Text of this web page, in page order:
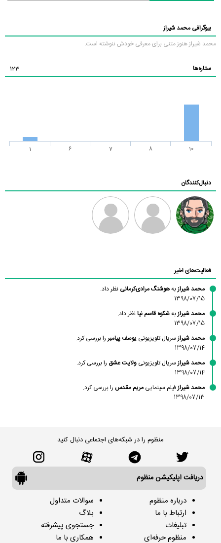
بیوگرافی محمد شیراز
محمد شیراز هنوز متنی برای معرفی خودش ننوشته است.
ستاره‌ها 123
1 6 7 8 10
دنبال‌کنندگان
فعالیت‌های اخیر
محمد شیرازبههوشنگ مرادی‌کرمانی نظر داد.
1398/07/15
محمد شیرازبهشکوه قاسم نیانظر داد.
1398/07/15
محمد شیراز سریال تلویزیونی یوسف پیامبر را بررسی کرد.
1398/07/14
محمد شیراز سریال تلویزیونی ولایت عشق را بررسی کرد.
1398/07/14
محمد شیرازفیلم سینمایی مریم مقدس را بررسی کرد.
1398/07/13
منظوم را در شبکه‌های اجتماعی دنبال کنید
دریافت اپلیکیشن منظوم
درباره منظوم
ارتباط با ما
تبلیغات
منظوم حرفه‌ای
سوالات متداول
بلاگ
جستجوی پیشرفته
همکاری با ما